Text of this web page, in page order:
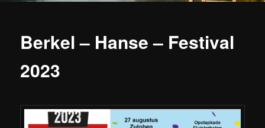
Berkel – Hanse – Festival
2023